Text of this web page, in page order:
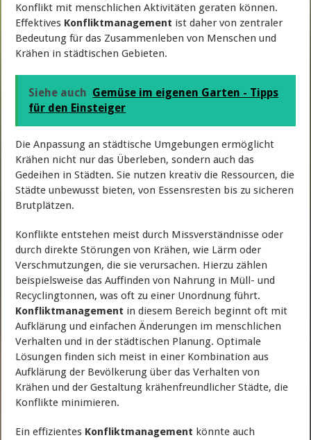
Konflikt mit menschlichen Aktivitäten geraten können.
Effektives Konfliktmanagement ist daher von zentraler
Bedeutung für das Zusammenleben von Menschen und
Krähen in städtischen Gebieten.
Siehe auch Gemüse im eigenen Garten - Tipps
für den Einsteiger
Die Anpassung an städtische Umgebungen ermöglicht
Krähen nicht nur das Überleben, sondern auch das
Gedeihen in Städten. Sie nutzen kreativ die Ressourcen, die
Städte unbewusst bieten, von Essensresten bis zu sicheren
Brutplätzen.
Konflikte entstehen meist durch Missverständnisse oder
durch direkte Störungen von Krähen, wie Lärm oder
Verschmutzungen, die sie verursachen. Hierzu zählen
beispielsweise das Auffinden von Nahrung in Müll- und
Recyclingtonnen, was oft zu einer Unordnung führt.
Konfliktmanagement in diesem Bereich beginnt oft mit
Aufklärung und einfachen Änderungen im menschlichen
Verhalten und in der städtischen Planung. Optimale
Lösungen finden sich meist in einer Kombination aus
Aufklärung der Bevölkerung über das Verhalten von
Krähen und der Gestaltung krähenfreundlicher Städte, die
Konflikte minimieren.
Ein effizientes Konfliktmanagement könnte auch